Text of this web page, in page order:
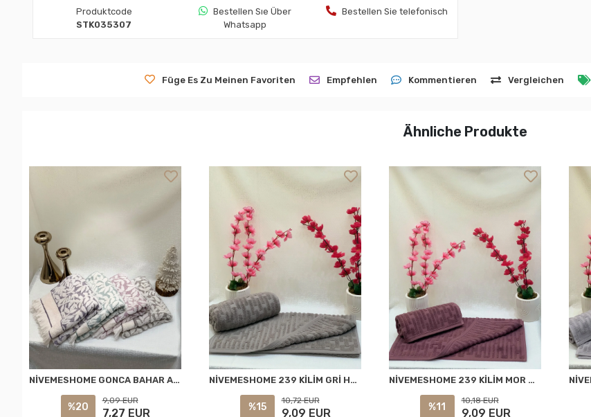
Produktcode
STK035307
Bestellen Sıe Über
Whatsapp
Bestellen Sie telefonisch
Füge Es Zu Meinen Favoriten Empfehlen Kommentieren Vergleichen
Ähnliche Produkte
NİVEMESHOME GONCA BAHAR ASORTİ HAVLU
%20
9,09 EUR
7,27 EUR
NİVEMESHOME 239 KİLİM GRİ HAVLU NURPAK
%15
10,72 EUR
9,09 EUR
NİVEMESHOME 239 KİLİM MOR HAVLU NURPAK
%11
10,18 EUR
9,09 EUR